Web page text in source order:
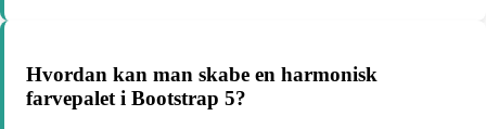
Hvordan kan man skabe en harmonisk
farvepalet i Bootstrap 5?